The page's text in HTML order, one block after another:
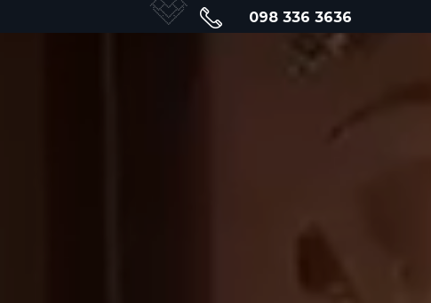
098 336 3636